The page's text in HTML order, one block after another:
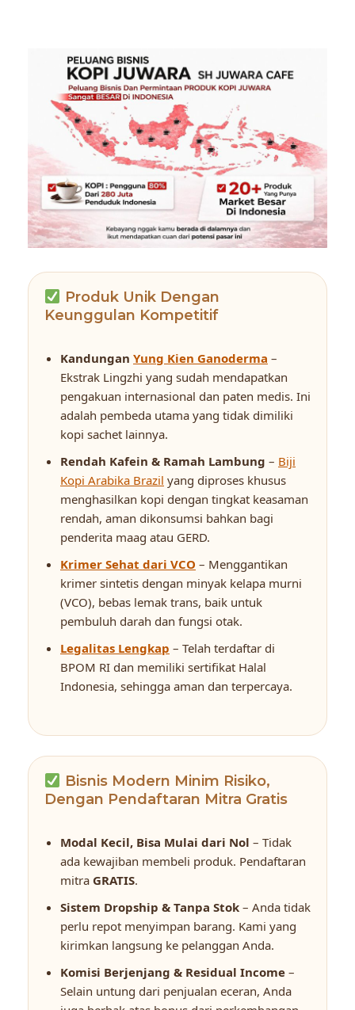
Produk Unik Dengan
Keunggulan Kompetitif
Kandungan Yung Kien Ganoderma –
Ekstrak Lingzhi yang sudah mendapatkan
pengakuan internasional dan paten medis. Ini
adalah pembeda utama yang tidak dimiliki
kopi sachet lainnya.
Rendah Kafein & Ramah Lambung – Biji
Kopi Arabika Brazil yang diproses khusus
menghasilkan kopi dengan tingkat keasaman
rendah, aman dikonsumsi bahkan bagi
penderita maag atau GERD.
Krimer Sehat dari VCO – Menggantikan
krimer sintetis dengan minyak kelapa murni
(VCO), bebas lemak trans, baik untuk
pembuluh darah dan fungsi otak.
Legalitas Lengkap – Telah terdaftar di
BPOM RI dan memiliki sertifikat Halal
Indonesia, sehingga aman dan terpercaya.
Bisnis Modern Minim Risiko,
Dengan Pendaftaran Mitra Gratis
Modal Kecil, Bisa Mulai dari Nol – Tidak
ada kewajiban membeli produk. Pendaftaran
mitra GRATIS.
Sistem Dropship & Tanpa Stok – Anda tidak
perlu repot menyimpan barang. Kami yang
kirimkan langsung ke pelanggan Anda.
Komisi Berjenjang & Residual Income –
Selain untung dari penjualan eceran, Anda